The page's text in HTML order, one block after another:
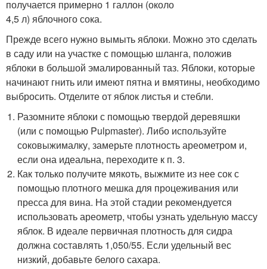
получается примерно 1 галлон (около
4,5 л) яблочного сока.
Прежде всего нужно вымыть яблоки. Можно это сделать
в саду или на участке с помощью шланга, положив
яблоки в большой эмалированный таз. Яблоки, которые
начинают гнить или имеют пятна и вмятины, необходимо
выбросить. Отделите от яблок листья и стебли.
Разомните яблоки с помощью твердой деревяшки
(или с помощью Pulpmaster). Либо используйте
соковыжималку, замерьте плотность ареометром и,
если она идеальна, переходите к п. 3.
Как только получите мякоть, выжмите из нее сок с
помощью плотного мешка для процеживания или
пресса для вина. На этой стадии рекомендуется
использовать ареометр, чтобы узнать удельную массу
яблок. В идеале первичная плотность для сидра
должна составлять 1,050/55. Если удельный вес
низкий, добавьте белого сахара.